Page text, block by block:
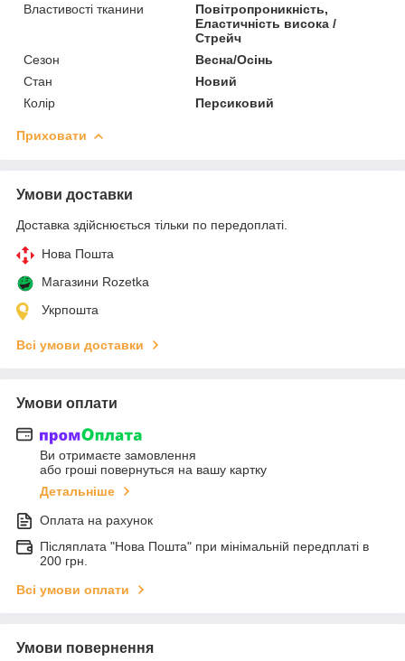
Властивості тканини
Повітропроникність,
Еластичність висока /
Стрейч
Сезон
Весна/Осінь
Стан
Новий
Колір
Персиковий
Приховати
Умови доставки
Доставка здійснюється тільки по передоплаті.
Нова Пошта
Магазини Rozetka
Укрпошта
Всі умови доставки
Умови оплати
Ви отримаєте замовлення
або гроші повернуться на вашу картку
Детальніше
Оплата на рахунок
Післяплата "Нова Пошта" при мінімальній передплаті в
200 грн.
Всі умови оплати
Умови повернення